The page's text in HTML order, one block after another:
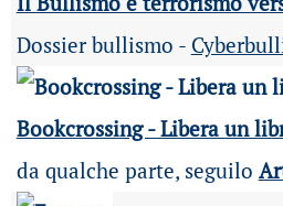
Dossier bullismo -
Bookcrossing - Libera un
da qualche parte, seguilo